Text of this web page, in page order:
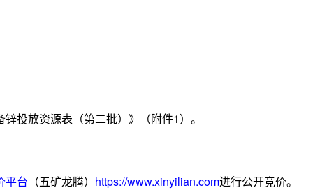
投放资源表（第二批）》（附件1）。
平台 （五矿龙腾） https://www.xinyilian.com进行公开竞价。